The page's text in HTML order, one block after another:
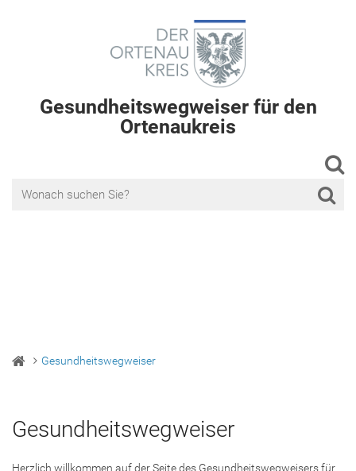
Gesundheitswegweiser für den
Ortenaukreis
Gesundheitswegweiser
Gesundheitswegweiser
Herzlich willkommen auf der Seite des Gesundheitswegweisers für